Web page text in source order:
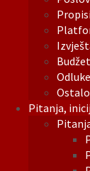
Budžet
Odluke
Ostalo
Pitanja,